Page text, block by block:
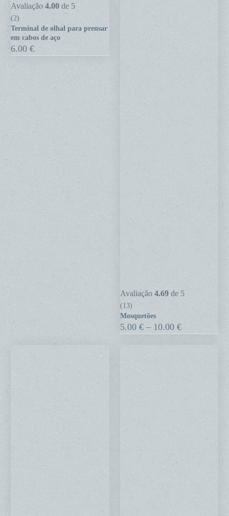
Terminal
de
olhal
para
prensar
Avaliação 4.00 de 5
(2)
Terminal de olhal para prensar
em cabos de aço
6.00 €
Mosquetões
Avaliação 4.69de 5
(13)
Mosquetões
5.00 € – 10.00 €Price
range: